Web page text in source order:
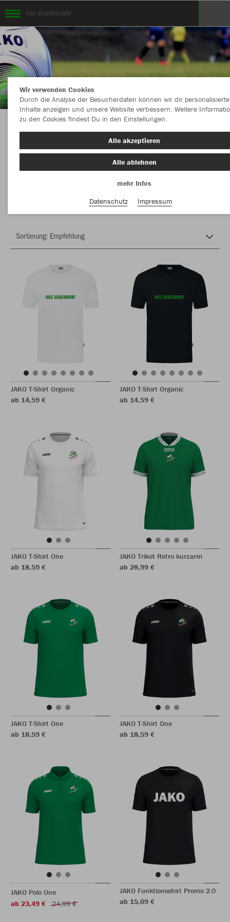
USC EUGENDORF
KOLLEKTION USC EUGENDORF powered by
11teamsports
Farbe
JAKO T-Shirt Organic
ab 14,59 €
JAKO T-Shirt Organic
ab 14,59 €
JAKO T-Shirt One
ab 18,59 €
JAKO Trikot Retro kurzarm
ab 28,99 €
JAKO T-Shirt One
ab 18,59 €
JAKO T-Shirt One
ab 18,59 €
JAKO Polo One
ab 23,49 €
24,99 €
JAKO Funktionsshirt Promo 2.0
ab 15,09 €
Wir verwenden Cookies
Durch die Analyse der Besucherdaten können wir dir personalisierte
Inhalte anzeigen und unsere Website verbessern. Weitere
zu den Cookies findest Du in den Einstellungen.
Alle akzeptieren
Alle ablehnen
mehr Infos
Datenschutz
Impressum